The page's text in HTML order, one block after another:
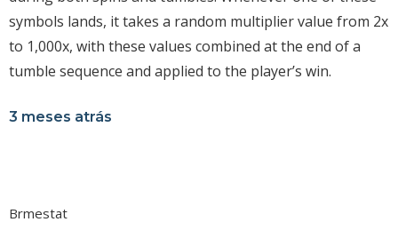
symbols lands, it takes a random multiplier value from 2x
to 1,000x, with these values combined at the end of a
tumble sequence and applied to the player’s win.
3 meses atrás
Brmestat